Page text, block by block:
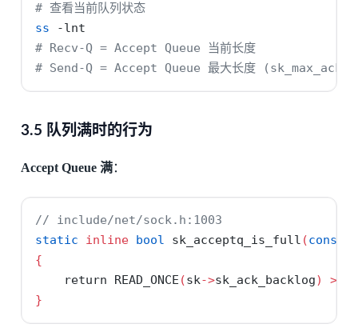
# 查看当前队列状态
ss
-lnt
# Recv-Q = Accept Queue 当前长度
# Send-Q = Accept Queue 最大长度
3.5 队列满时的行为
Accept Queue 满：
// include/net/sock.h:1003
static
inline bool sk_acceptq_is_full (const
{
return READ_ONCE (sk->sk_ack_backlog) >
}